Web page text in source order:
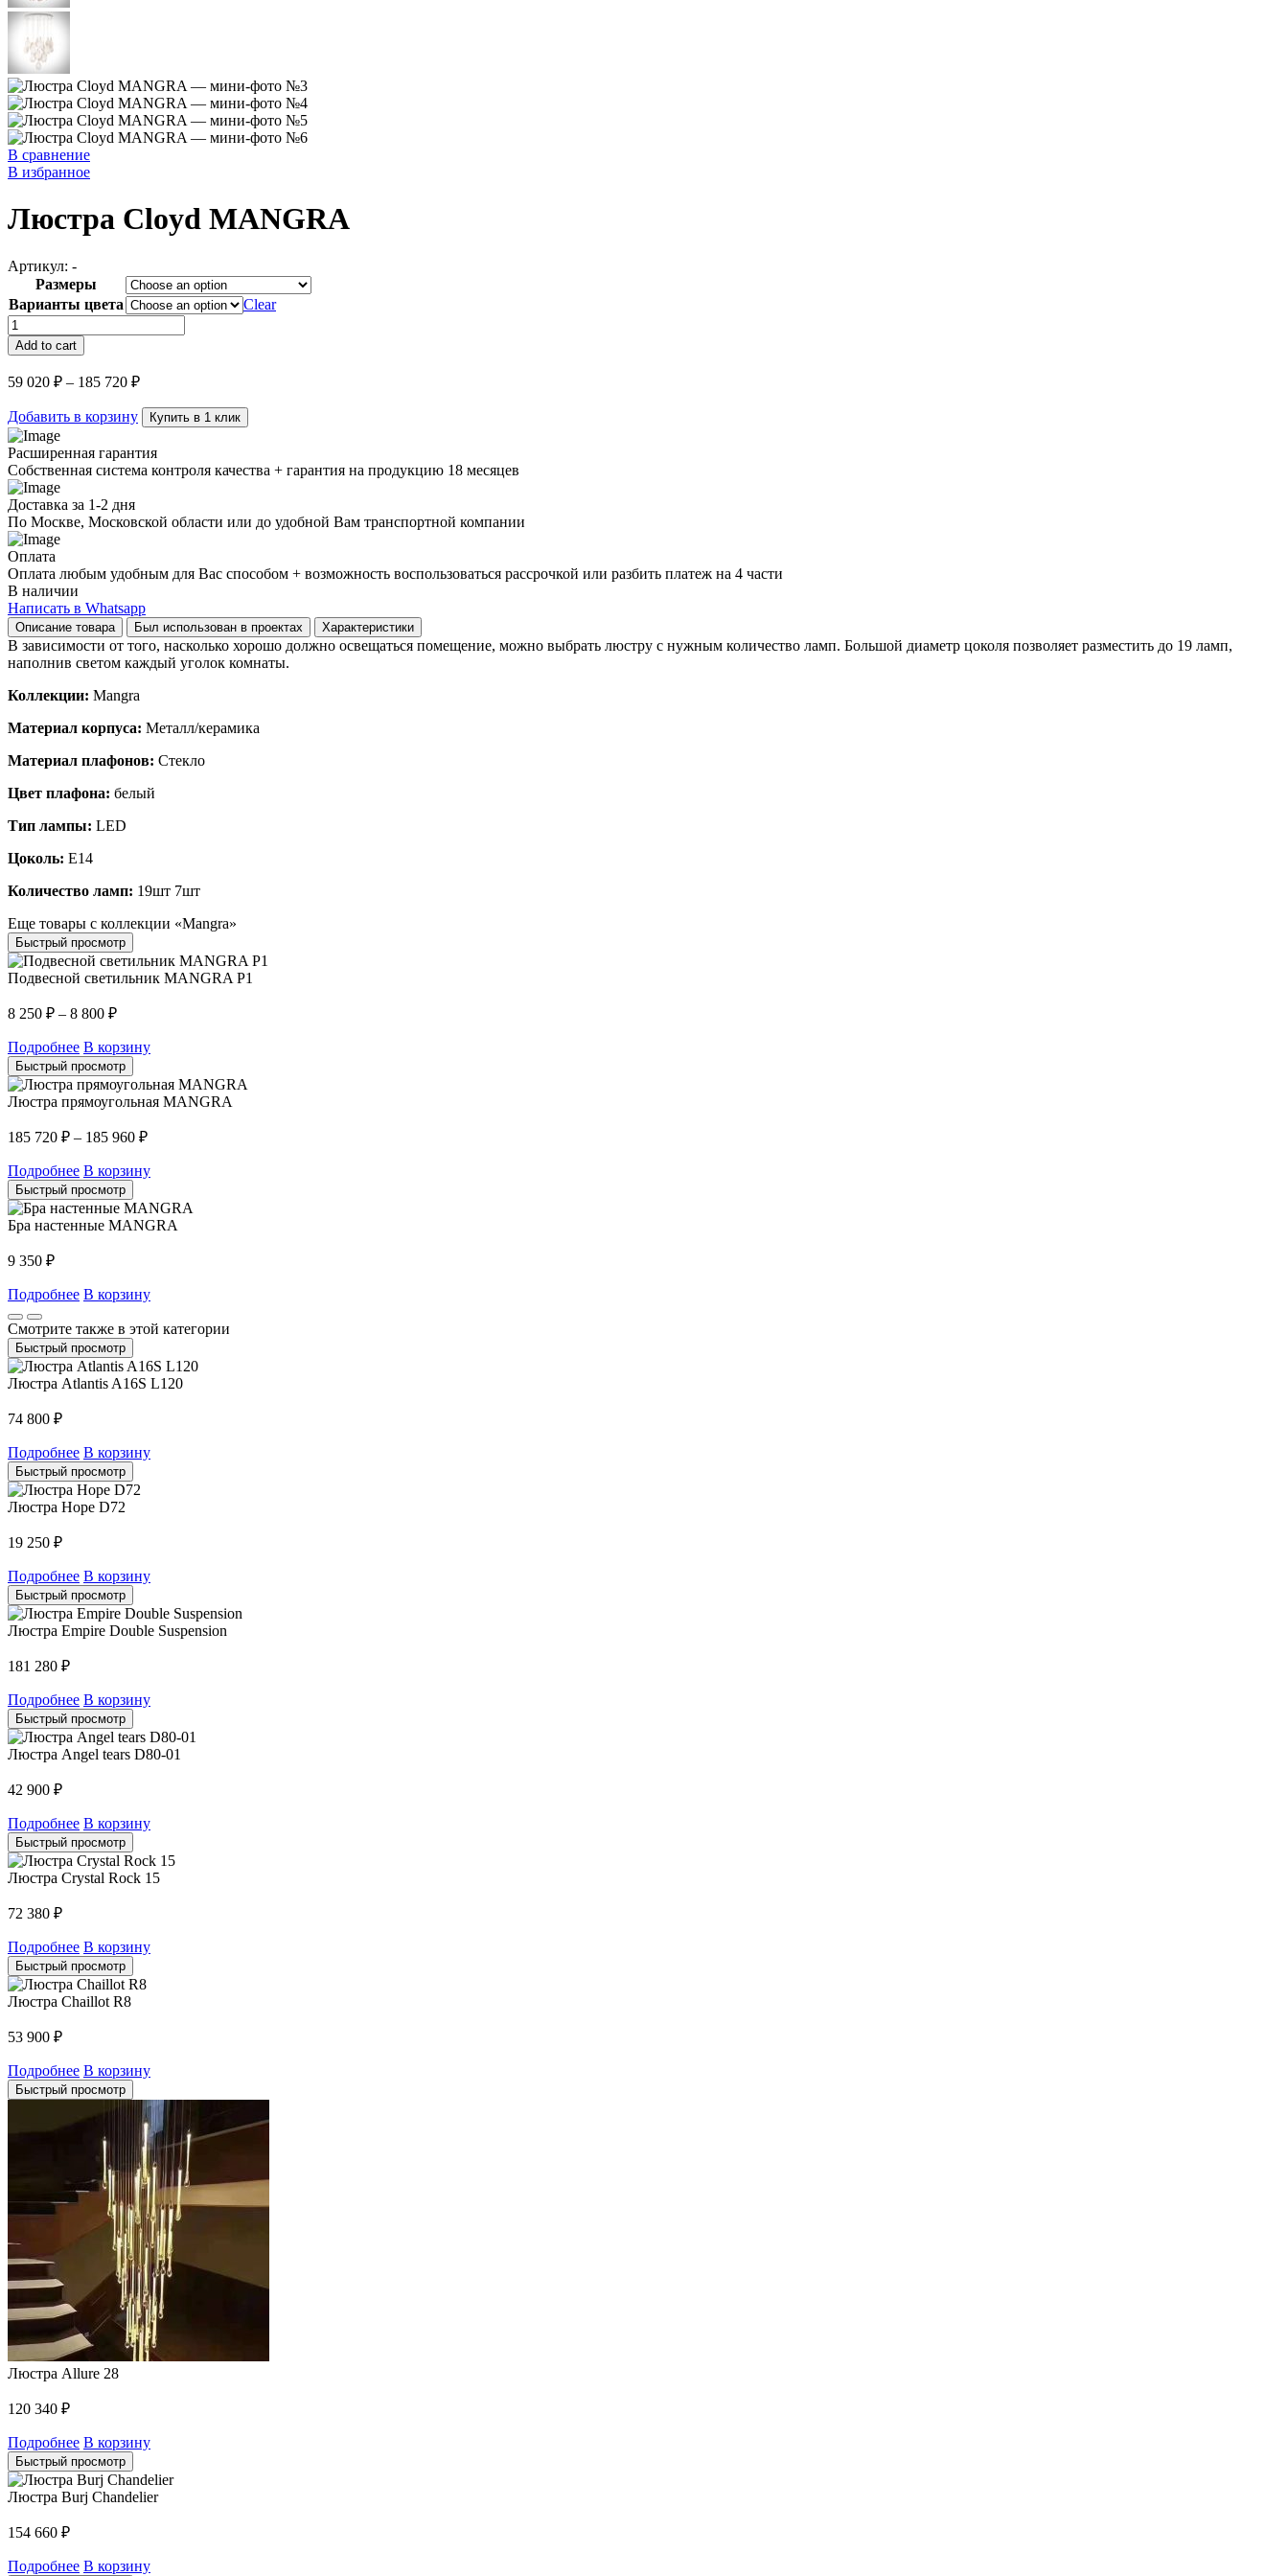
В сравнение
В избранное
Люстра Cloyd MANGRA
Артикул: -
Размеры
Варианты цвета
Clear
Люстра
Cloyd
MANGRA
quantity
Add to cart
59 020 ₽ – 185 720 ₽
Добавить в корзину Купить в 1 клик
Расширенная гарантия
Собственная система контроля качества + гарантия на продукцию 18 месяцев
Доставка за 1-2 дня
По Москве, Московской области или до удобной Вам транспортной компании
Оплата
Оплата любым удобным для Вас способом + возможность воспользоваться рассрочкой или разбить платеж на 4 части
В наличии
Написать в Whatsapp
Описание товара Был использован в проектах Характеристики
В зависимости от того, насколько хорошо должно освещаться помещение, можно выбрать люстру с нужным количество ламп. Большой диаметр цоколя позволяет разместить до 19 ламп,
наполнив светом каждый уголок комнаты.
Коллекции: Mangra
Материал корпуса: Металл/керамика
Материал плафонов: Стекло
Цвет плафона: белый
Тип лампы: LED
Цоколь: E14
Количество ламп: 19шт 7шт
Еще товары с коллекции «Mangra»
Быстрый просмотр
Подвесной светильник MANGRA P1
8 250 ₽ – 8 800 ₽
Подробнее В корзину
Быстрый просмотр
Люстра прямоугольная MANGRA
185 720 ₽ – 185 960 ₽
Подробнее В корзину
Быстрый просмотр
Бра настенные MANGRA
9 350 ₽
Подробнее В корзину
Смотрите также в этой категории
Быстрый просмотр
Люстра Atlantis A16S L120
74 800 ₽
Подробнее В корзину
Быстрый просмотр
Люстра Hope D72
19 250 ₽
Подробнее В корзину
Быстрый просмотр
Люстра Empire Double Suspension
181 280 ₽
Подробнее В корзину
Быстрый просмотр
Люстра Angel tears D80-01
42 900 ₽
Подробнее В корзину
Быстрый просмотр
Люстра Crystal Rock 15
72 380 ₽
Подробнее В корзину
Быстрый просмотр
Люстра Chaillot R8
53 900 ₽
Подробнее В корзину
Быстрый просмотр
Люстра Allure 28
120 340 ₽
Подробнее В корзину
Быстрый просмотр
Люстра Burj Chandelier
154 660 ₽
Подробнее В корзину